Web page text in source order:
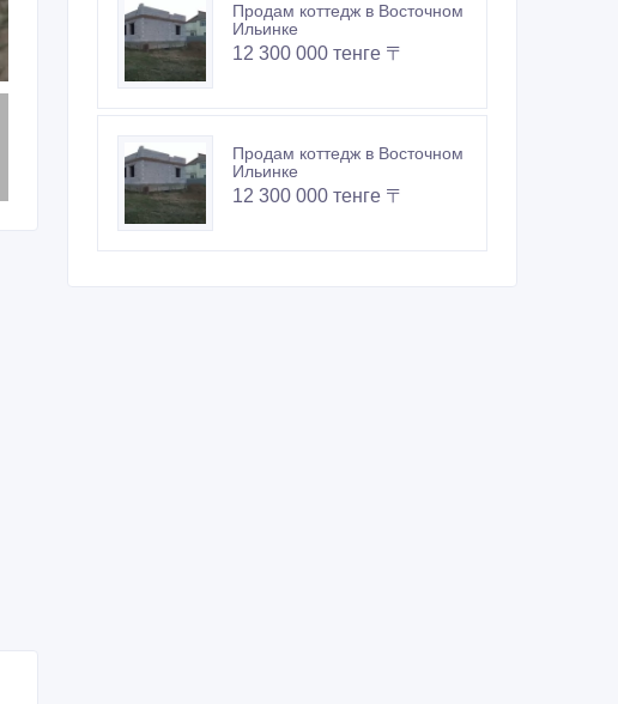
Продам коттедж в Восточном
Ильинке
12 300 000 тенге 〒
Продам коттедж в Восточном
Ильинке
12 300 000 тенге 〒